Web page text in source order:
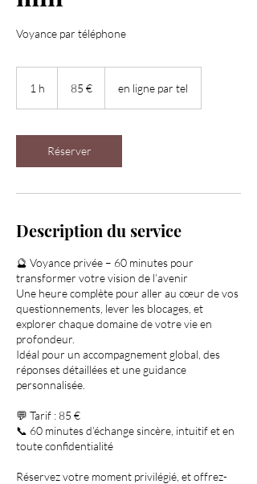
Voyance par téléphone
1 h 85 € en ligne par tel
Réserver
Description du service
🔮 Voyance privée – 60 minutes pour
transformer votre vision de l’avenir
Une heure complète pour aller au cœur de vos
questionnements, lever les blocages, et
explorer chaque domaine de votre vie en
profondeur.
Idéal pour un accompagnement global, des
réponses détaillées et une guidance
personnalisée.
💬 Tarif : 85 €
📞 60 minutes d’échange sincère, intuitif et en
toute confidentialité
Réservez votre moment privilégié, et offrez-